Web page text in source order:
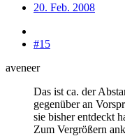
20. Feb. 2008
#15
aveneer
Das ist ca. der
gegenüber an
sie bisher entdeckt
Zum Vergrößern